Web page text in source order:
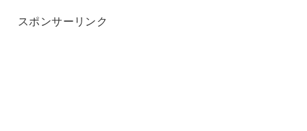
スポンサーリンク